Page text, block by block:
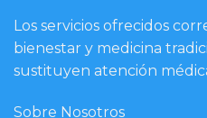
Los servicios ofrecidos
bienestar y medicina
sustituyen atención
Sobre Nosotros